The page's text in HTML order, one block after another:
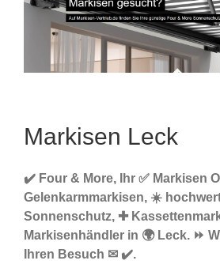
Markisen Leck
✔️ Four & More, Ihr ✅ Markisen
Gelenkarmmarkisen, ☀️
Sonnenschutz, ✚
Markisenhändler in 🌍 Leck. ⏩
Ihren Besuch ✉ ✔️.